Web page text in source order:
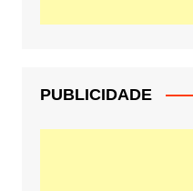
PUBLICIDADE